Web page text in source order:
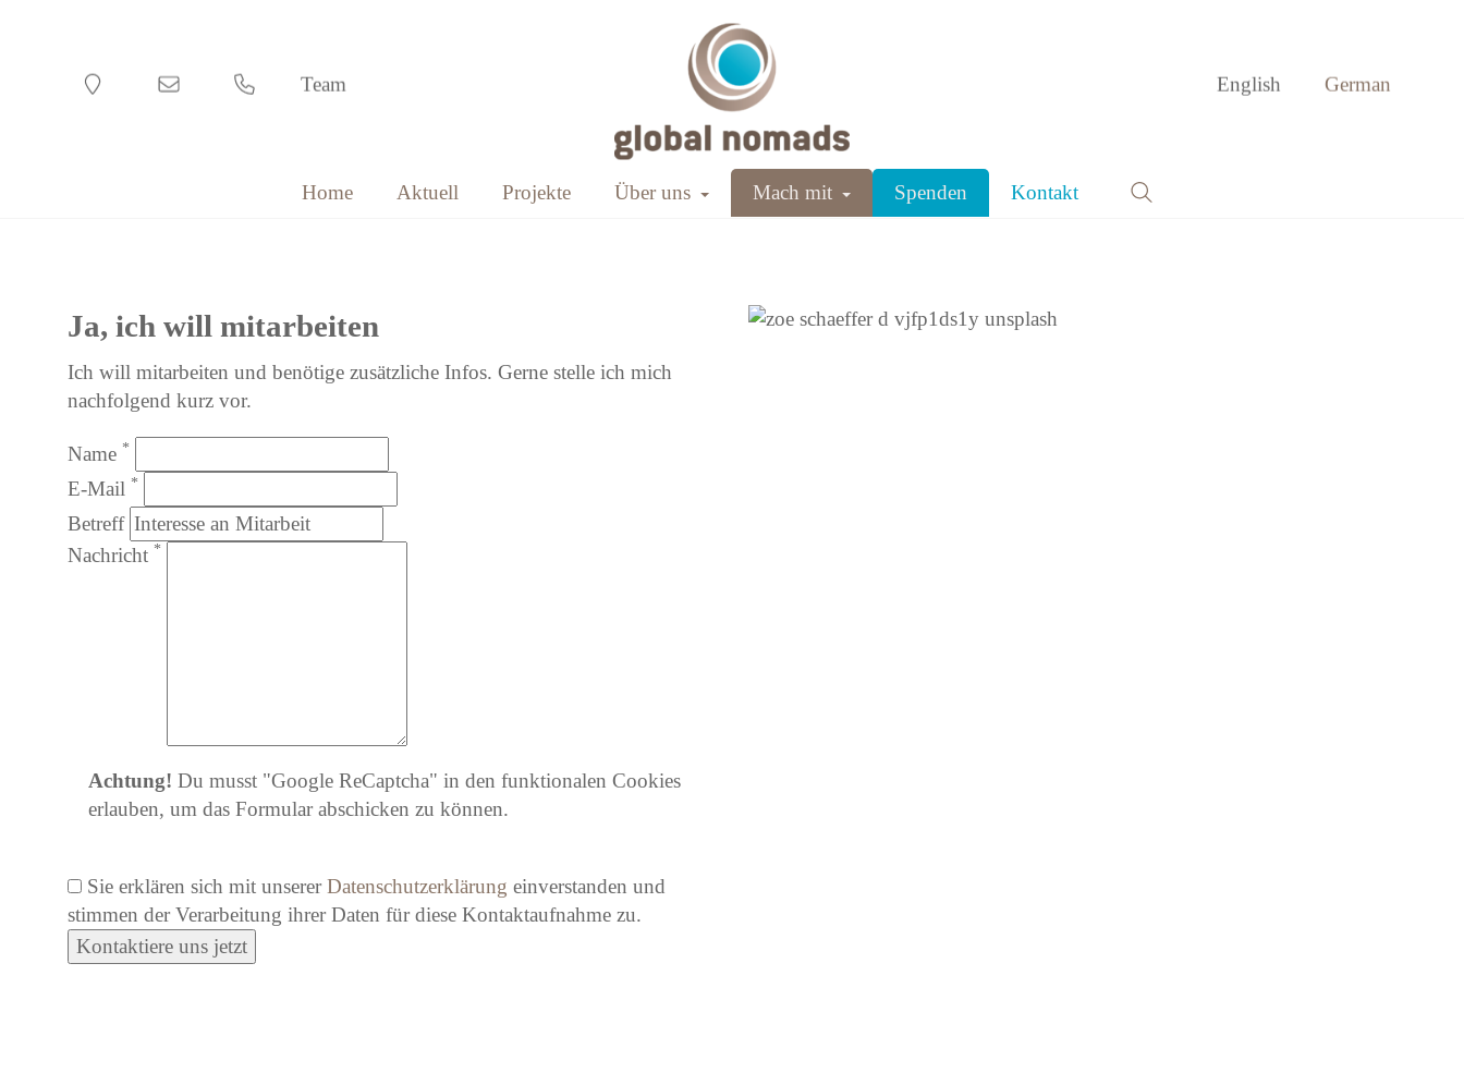
Team English German
Home Aktuell Projekte Über uns Toggle Dropdown
Mach mit Toggle Dropdown
Spenden Kontakt
Ja, ich will mitarbeiten
Ich will mitarbeiten und benötige zusätzliche Infos. Gerne stelle ich mich
nachfolgend kurz vor.
Name *
E-Mail *
Betreff
Nachricht *
Achtung! Du musst "Google ReCaptcha" in den funktionalen Cookies
erlauben, um das Formular abschicken zu können.
Sie erklären sich mit unsererDatenschutzerklärung ein­ver­standen und
stimmen der Verarbeitung ihrer Daten für diese Kontaktaufnahme zu.
Kontaktiere uns jetzt